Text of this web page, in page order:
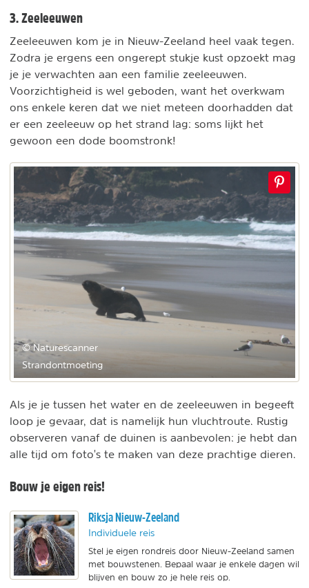
3. Zeeleeuwen
Zeeleeuwen kom je in Nieuw-Zeeland heel vaak tegen.
Zodra je ergens een ongerept stukje kust opzoekt mag
je je verwachten aan een familie zeeleeuwen.
Voorzichtigheid is wel geboden, want het overkwam
ons enkele keren dat we niet meteen doorhadden dat
er een zeeleeuw op het strand lag: soms lijkt het
gewoon een dode boomstronk!
© Naturescanner
Strandontmoeting
Als je je tussen het water en de zeeleeuwen in begeeft
loop je gevaar, dat is namelijk hun vluchtroute. Rustig
observeren vanaf de duinen is aanbevolen: je hebt dan
alle tijd om foto's te maken van deze prachtige dieren.
Bouw je eigen reis!
Riksja Nieuw-Zeeland
Individuele reis
Stel je eigen rondreis door Nieuw-Zeeland samen
met bouwstenen. Bepaal waar je enkele dagen wil
blijven en bouw zo je hele reis op.